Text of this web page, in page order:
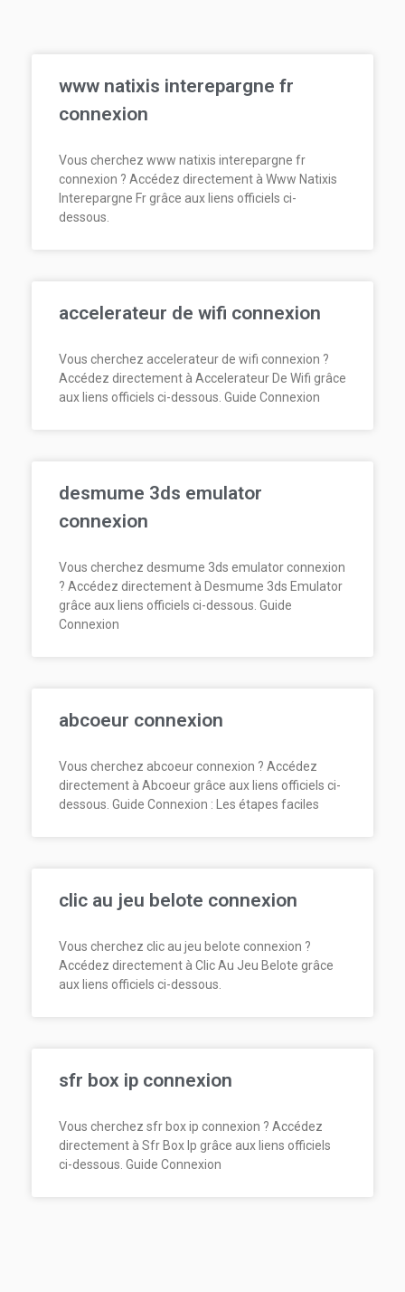
www natixis interepargne fr
connexion
Vous cherchez www natixis interepargne fr
connexion ? Accédez directement à Www Natixis
Interepargne Fr grâce aux liens officiels ci-
dessous.
accelerateur de wifi connexion
Vous cherchez accelerateur de wifi connexion ?
Accédez directement à Accelerateur De Wifi grâce
aux liens officiels ci-dessous. Guide Connexion
desmume 3ds emulator
connexion
Vous cherchez desmume 3ds emulator connexion
? Accédez directement à Desmume 3ds Emulator
grâce aux liens officiels ci-dessous. Guide
Connexion
abcoeur connexion
Vous cherchez abcoeur connexion ? Accédez
directement à Abcoeur grâce aux liens officiels ci-
dessous. Guide Connexion : Les étapes faciles
clic au jeu belote connexion
Vous cherchez clic au jeu belote connexion ?
Accédez directement à Clic Au Jeu Belote grâce
aux liens officiels ci-dessous.
sfr box ip connexion
Vous cherchez sfr box ip connexion ? Accédez
directement à Sfr Box Ip grâce aux liens officiels
ci-dessous. Guide Connexion